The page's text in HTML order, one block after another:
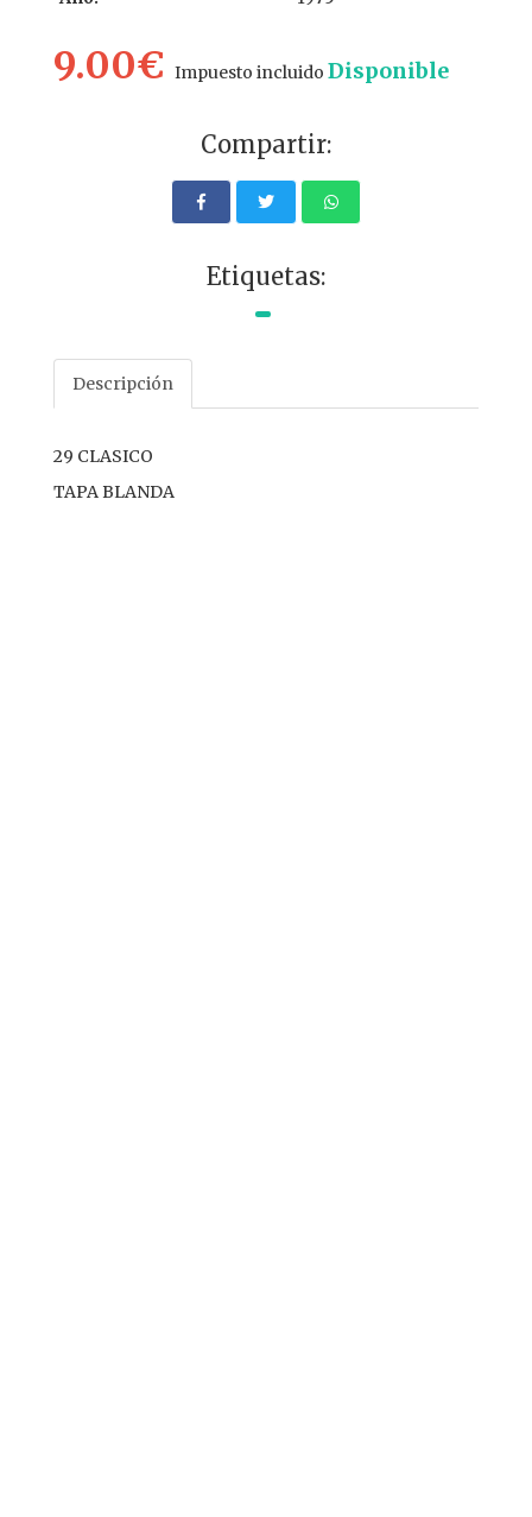
9.00€ Impuesto incluido Disponible
Compartir:
Etiquetas:
Descripción
29 CLASICO
TAPA BLANDA